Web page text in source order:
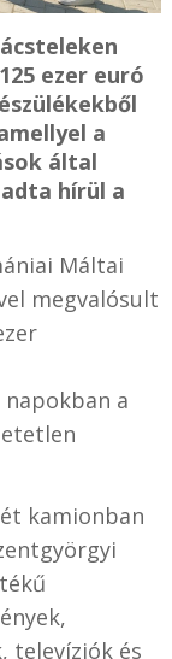
ezer euró
a
által
hírül a
Máltai
megvalósult
a
kamionban
televíziók és